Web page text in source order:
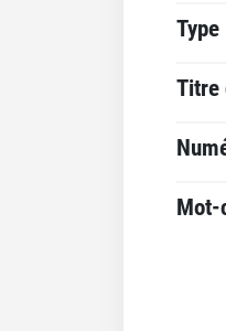
Type
Titre
Mot-